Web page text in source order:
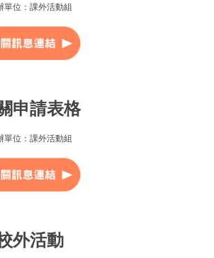
單位：課外活動組
申請表格
單位：課外活動組
外活動